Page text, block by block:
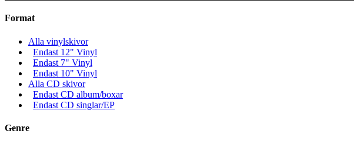
Format
Alla vinylskivor
Endast 12" Vinyl
Endast 7" Vinyl
Endast 10" Vinyl
Alla CD skivor
Endast CD album/boxar
Endast CD singlar/EP
Genre